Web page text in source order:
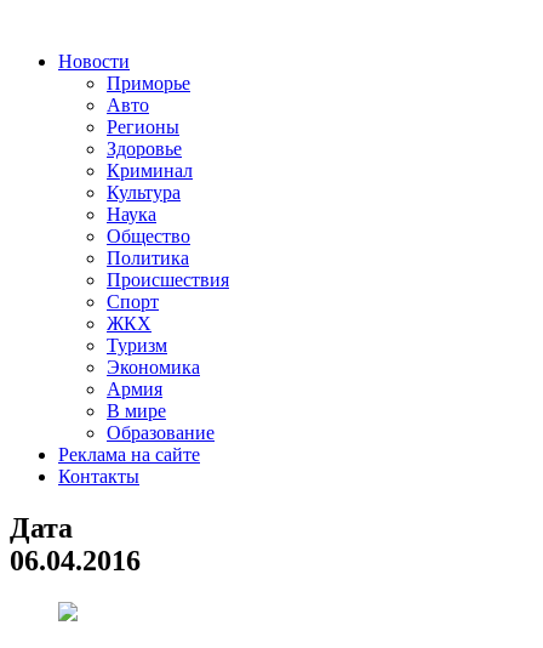
Новости
Приморье
Авто
Регионы
Здоровье
Криминал
Культура
Наука
Общество
Политика
Происшествия
Спорт
ЖКХ
Туризм
Экономика
Армия
В мире
Образование
Реклама на сайте
Контакты
Дата
06.04.2016